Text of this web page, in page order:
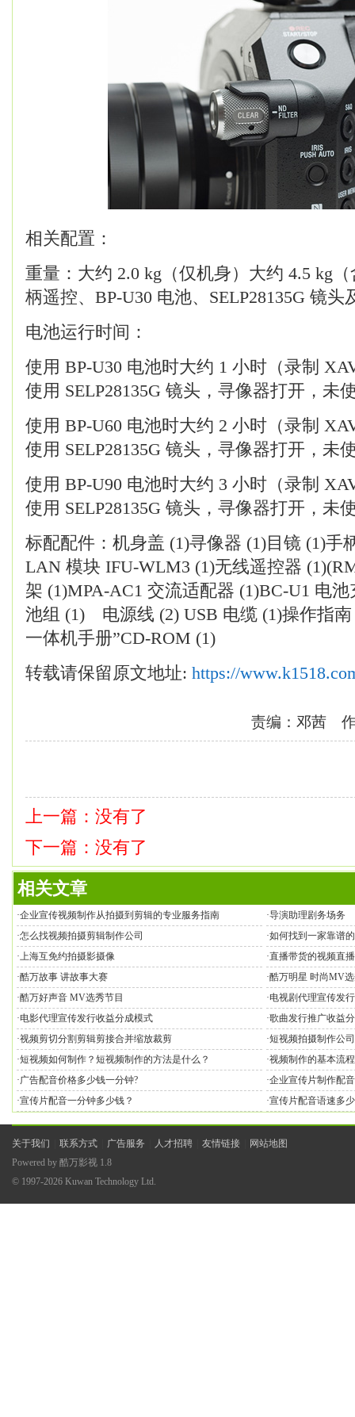
相关配置：
重量：大约 2.0 kg（仅机身）大约 4.5 kg
柄遥控、BP-U30 电池、SELP28135G 镜
电池运行时间：
使用 BP-U30 电池时大约 1 小时（录制
使用 SELP28135G 镜头，寻像器打开，未
使用 BP-U60 电池时大约 2 小时（录制
使用 SELP28135G 镜头，寻像器打开，未
使用 BP-U90 电池时大约 3 小时（录制
使用 SELP28135G 镜头，寻像器打开，未
标配配件：机身盖 (1)寻像器 (1)目镜 (1)手
LAN 模块 IFU-WLM3 (1)无线遥控器
架 (1)MPA-AC1 交流适配器 (1)BC-U1 电
池组 (1) 电源线 (2) USB 电缆 (1)操作指南
一体机手册”CD-ROM (1)
转载请保留原文地址: https://
责编：邓茜
上一篇：没有了
下一篇：没有了
相关文章
·企业宣传视频制作从拍摄到剪辑的专业服务指南 ·导演助理剧务场务
·怎么找视频拍摄剪辑制作公司 ·如何找到一家靠谱
·上海互免约拍摄影摄像 ·直播带货的视频直
·酷万故事 讲故事大赛 ·酷万明星 时尚MV
·酷万好声音 MV选秀节目 ·电视剧代理宣传发
·电影代理宣传发行收益分成模式 ·歌曲发行推广收益
·视频剪切分割剪辑剪接合并缩放裁剪 ·短视频拍摄制作公
·短视频如何制作？短视频制作的方法是什么？ ·视频制作的基本流
·广告配音价格多少钱一分钟? ·企业宣传片制作配
·宣传片配音一分钟多少钱？ ·宣传片配音语速多
关于我们 联系方式 广告服务 人才招聘 友情链接
网站地图
Powered by 酷万影视 1.8
© 1997-2026 Kuwan Technology Ltd.